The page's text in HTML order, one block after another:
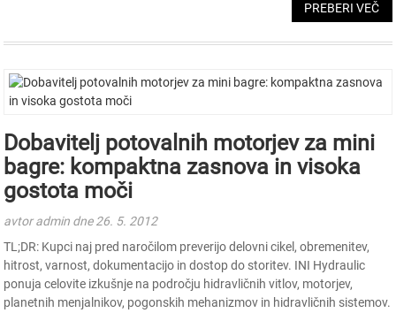
PREBERI VEČ
Dobavitelj potovalnih motorjev za mini
bagre: kompaktna zasnova in visoka
gostota moči
avtor admin dne 26. 5. 2012
TL;DR: Kupci naj pred naročilom preverijo delovni cikel, obremenitev,
hitrost, varnost, dokumentacijo in dostop do storitev. INI Hydraulic
ponuja celovite izkušnje na področju hidravličnih vitlov, motorjev,
planetnih menjalnikov, pogonskih mehanizmov in hidravličnih sistemov.